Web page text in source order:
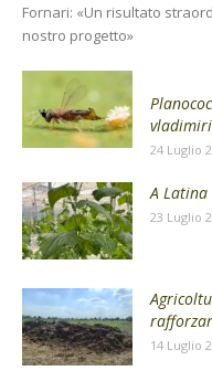
Fornari: «Un risultato
nostro progetto»
24 Luglio
A
23 Luglio
14 Luglio